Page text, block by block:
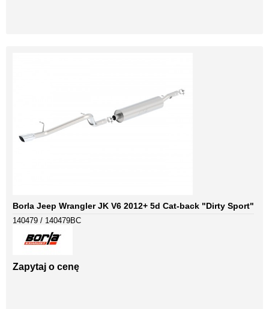
Borla Jeep Wrangler JK V6 2012+ 5d Cat-back "Dirty Sport"
140479 / 140479BC
Zapytaj o cenę